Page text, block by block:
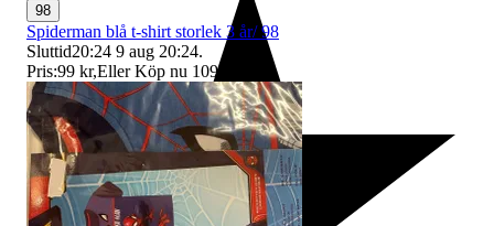
98
Spiderman blå t-shirt storlek 3 år/ 98
Sluttid20:24 9 aug 20:24.
Pris:99 kr,Eller Köp nu 109 kr